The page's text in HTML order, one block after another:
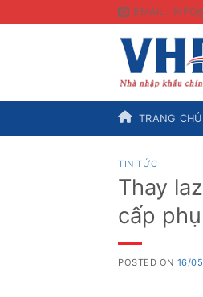
to
EMAIL:
TRANG CHỦ
TIN TỨC
Thay
cấp
POSTED ON 16/